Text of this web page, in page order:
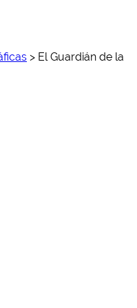
> El Guardián de la